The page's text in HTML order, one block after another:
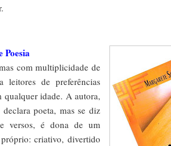
Poesia
com multiplicidade de
leitores de preferências
qualquer idade. A autora,
poeta, mas se diz
versos, é dona de um
criativo, divertido